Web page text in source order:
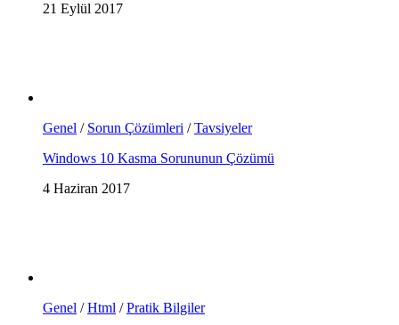
21 Eylül 2017
Genel / Sorun Çözümleri /Tavsiyeler
Windows 10 Kasma Sorununun Çözümü
4 Haziran 2017
Genel /Html /Pratik Bilgiler